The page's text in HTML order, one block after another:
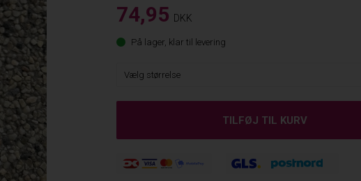
74,95 DKK
På lager, klar til levering